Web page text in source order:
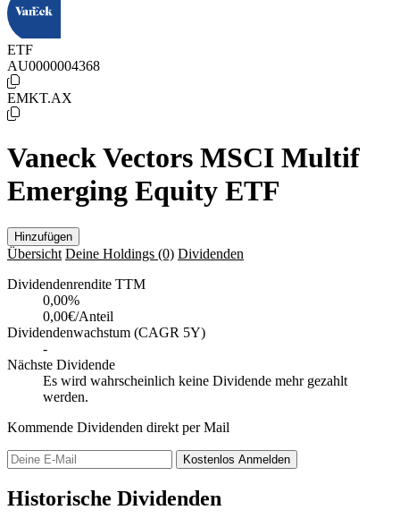
ETF
AU0000004368
EMKT.AX
Vaneck Vectors MSCI Multif
Emerging Equity ETF
Hinzufügen
Übersicht Deine Holdings (0) Dividenden
Dividendenrendite TTM
0,00%
0,00€/Anteil
Dividendenwachstum (CAGR 5Y)
-
Nächste Dividende
Es wird wahrscheinlich keine Dividende mehr gezahlt
werden.
Kommende Dividenden direkt per Mail
Kostenlos Anmelden
Historische Dividenden